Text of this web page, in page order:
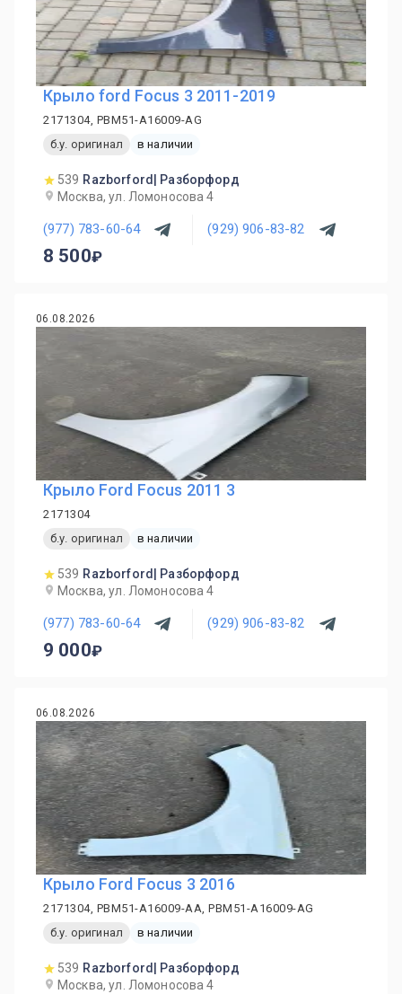
Крыло ford Focus 3 2011-2019
2171304, PBM51-A16009-AG
б.у. оригинал
в наличии
539 Razborford| Разборфорд
Москва, ул. Ломоносова 4
(977) 783-60-64 (929) 906-83-82
8 500
06.08.2026
Крыло Ford Focus 2011 3
2171304
б.у. оригинал
в наличии
539 Razborford| Разборфорд
Москва, ул. Ломоносова 4
(977) 783-60-64 (929) 906-83-82
9 000
06.08.2026
Крыло Ford Focus 3 2016
2171304, PBM51-A16009-AA, PBM51-A16009-AG
б.у. оригинал
в наличии
539 Razborford| Разборфорд
Москва, ул. Ломоносова 4